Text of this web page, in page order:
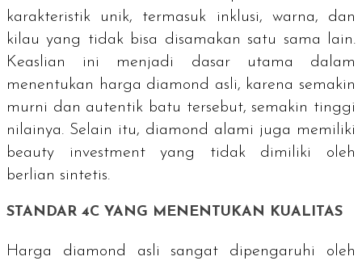
karakteristik unik, termasuk inklusi, warna, dan
kilau yang tidak bisa disamakan satu sama lain.
Keaslian ini menjadi dasar utama dalam
menentukan harga diamond asli, karena semakin
murni dan autentik batu tersebut, semakin tinggi
nilainya. Selain itu, diamond alami juga memiliki
beauty investmentyang tidak dimiliki oleh
berlian sintetis.
STANDAR 4C YANG MENENTUKAN KUALITAS
Harga diamond asli sangat dipengaruhi oleh